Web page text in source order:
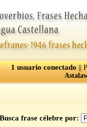
1 usuario conectado||
Busca frase célebre por: